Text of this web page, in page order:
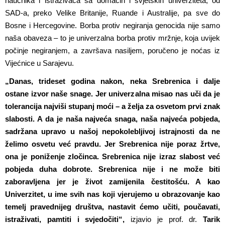
SAD-a, preko Velike Britanije, Ruande i Australije, pa sve do
Bosne i Hercegovine. Borba protiv negiranja genocida nije samo
naša obaveza – to je univerzalna borba protiv mržnje, koja uvijek
počinje negiranjem, a završava nasiljem, poručeno je noćas iz
Vijećnice u Sarajevu.
„Danas, trideset godina nakon, neka Srebrenica i dalje
ostane izvor naše snage. Jer univerzalna misao nas uči da je
tolerancija najviši stupanj moći – a želja za osvetom prvi znak
slabosti. A da je naša najveća snaga, naša najveća pobjeda,
sadržana upravo u našoj nepokolebljivoj istrajnosti da ne
želimo osvetu već pravdu. Jer Srebrenica nije poraz žrtve,
ona je poniženje zločinca. Srebrenica nije izraz slabost već
pobjeda duha dobrote. Srebrenica nije i ne može biti
zaboravljena jer je život zamijenila čestitošću. A kao
Univerzitet, u ime svih nas koji vjerujemo u obrazovanje kao
temelj pravednijeg društva, nastavit ćemo učiti, poučavati,
istraživati, pamtiti i svjedočiti“, izjavio je prof. dr. Tarik